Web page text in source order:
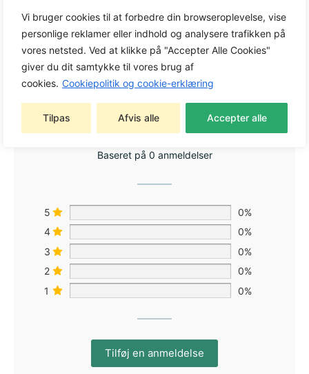
Vi bruger cookies til at forbedre din browseroplevelse, vise
personlige reklamer eller indhold og analysere trafikken på
vores netsted. Ved at klikke på "Accepter Alle Cookies"
giver du dit samtykke til vores brug af
cookies. Cookiepolitik og cookie-erklæring
Tilpas Afvis alle Accepter alle
Varemærke:Husqvarna
0,0
Baseret på 0 anmeldelser
5
0%
4
0%
3
0%
2
0%
1
0%
Tilføj en anmeldelse